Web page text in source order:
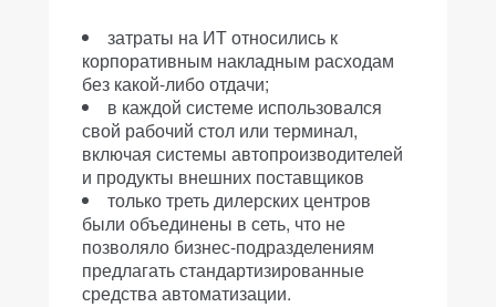
затраты на ИТ относились к
корпоративным накладным расходам
без какой-либо отдачи;
в каждой системе использовался
свой рабочий стол или терминал,
включая системы автопроизводителей
и продукты внешних поставщиков
только треть дилерских центров
были объединены в сеть, что не
позволяло бизнес-подразделениям
предлагать стандартизированные
средства автоматизации.